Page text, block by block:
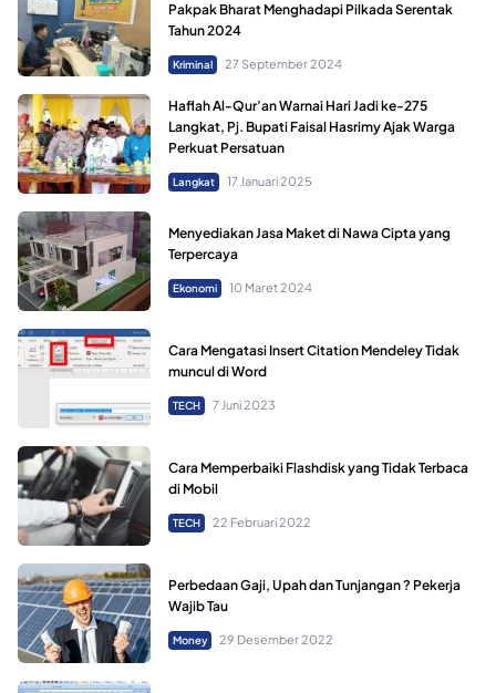
Pakpak Bharat Menghadapi Pilkada Serentak
Tahun 2024
Kriminal 27 September 2024
Haflah Al-Qur’an Warnai Hari Jadi ke-275
Langkat, Pj. Bupati Faisal Hasrimy Ajak Warga
Perkuat Persatuan
Langkat 17 Januari 2025
Menyediakan Jasa Maket di Nawa Cipta yang
Terpercaya
Ekonomi 10 Maret 2024
Cara Mengatasi Insert Citation Mendeley Tidak
muncul di Word
TECH 7 Juni 2023
Cara Memperbaiki Flashdisk yang Tidak Terbaca
di Mobil
TECH 22 Februari 2022
Perbedaan Gaji, Upah dan Tunjangan ? Pekerja
Wajib Tau
Money 29 Desember 2022